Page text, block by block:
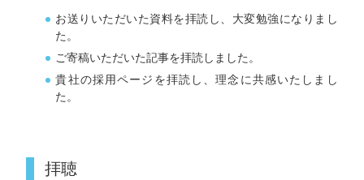
お送りいただいた資料を拝読し、大変勉強になりまし
た。
ご寄稿いただいた記事を拝読しました。
貴社の採用ページを拝読し、理念に共感いたしまし
た。
拝聴